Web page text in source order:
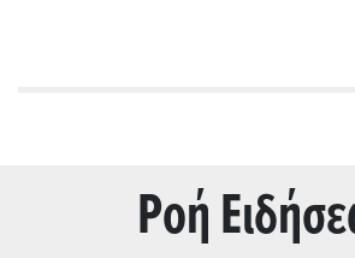
Ρoή